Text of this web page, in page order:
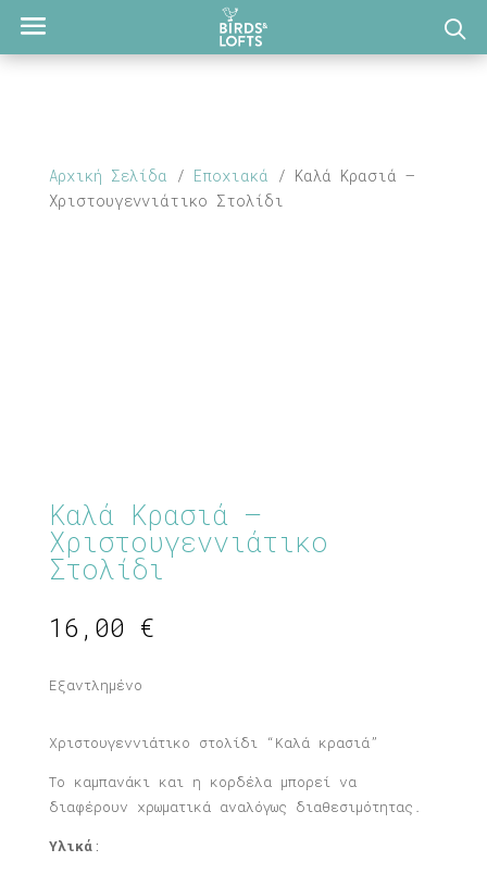
Αρχική Σελίδα / Εποχιακά / Καλά Κρασιά –
Χριστουγεννιάτικο Στολίδι
Καλά Κρασιά –
Χριστουγεννιάτικο
Στολίδι
16,00 €
Εξαντλημένο
Χριστουγεννιάτικο στολίδι “Καλά κρασιά”
Το καμπανάκι και η κορδέλα μπορεί να
διαφέρουν χρωματικά αναλόγως διαθεσιμότητας.
Υλικά: